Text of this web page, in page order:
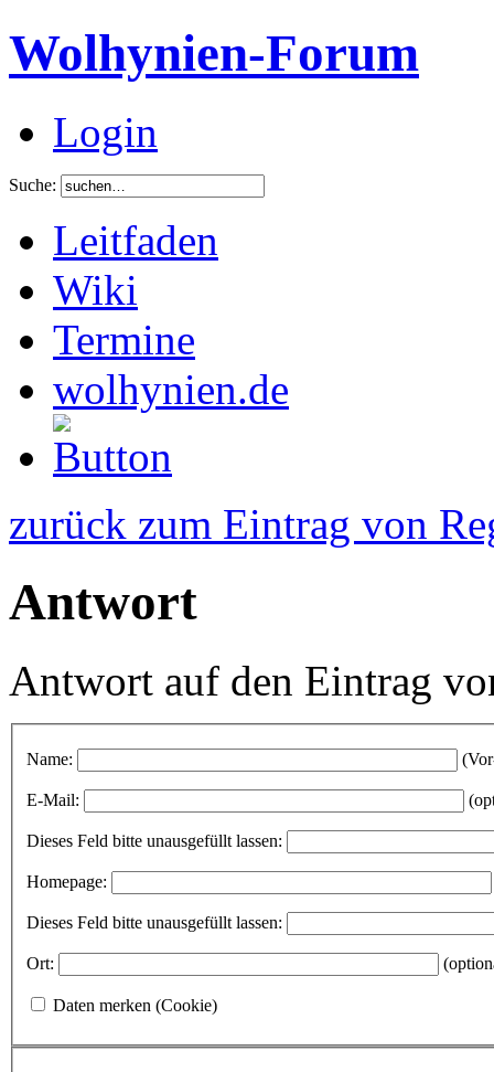
Wolhynien-Forum
Login
Suche:
Leitfaden
Wiki
Termine
wolhynien.de
zurück zum Eintrag von
Antwort
Antwort auf den Eintrag
Name:
E-Mail:
Dieses Feld bitte unausgefüllt lassen:
Homepage:
Dieses Feld bitte unausgefüllt lassen:
Ort:
Daten merken (Cookie)